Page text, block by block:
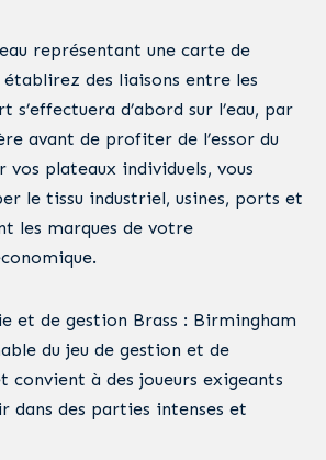
représentant une carte de
établirez des liaisons entre les
s’effectuera d’abord sur l’eau, par
avant de profiter de l’essor du
vos plateaux individuels, vous
le tissu industriel, usines, ports et
les marques de votre
et de gestion Brass : Birmingham
du jeu de gestion et de
convient à des joueurs exigeants
dans des parties intenses et